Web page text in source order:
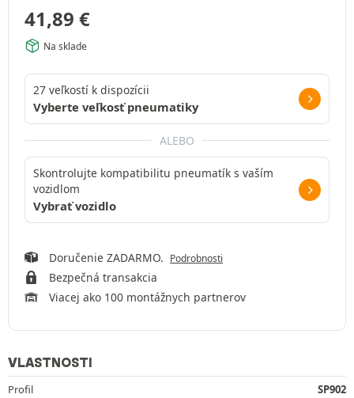
41,89 €
Na sklade
27 veľkostí k dispozícii
Vyberte veľkosť pneumatiky
ALEBO
Skontrolujte kompatibilitu pneumatík s vaším
vozidlom
Vybrať vozidlo
Doručenie ZADARMO. Podrobnosti
Bezpečná transakcia
Viacej ako 100 montážnych partnerov
VLASTNOSTI
Profil
SP902